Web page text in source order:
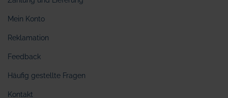
Mein Konto
Reklamation
Feedback
Häufig gestellte Fragen
Kontakt